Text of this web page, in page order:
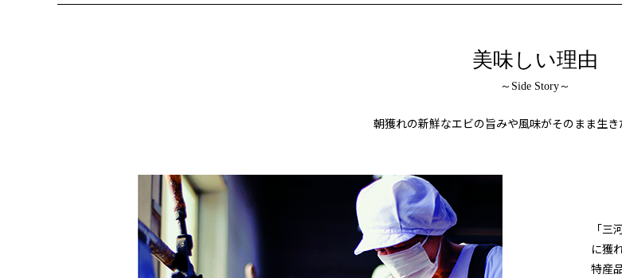
美味しい理由
～Side Story～
朝獲れの新鮮なエビの旨みや風味がそのまま生
「
に獲
特産